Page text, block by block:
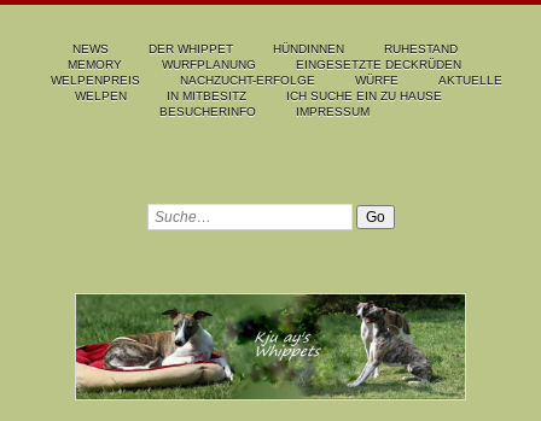
NEWS DER WHIPPET HÜNDINNEN
RUHESTAND
MEMORY
WURFPLANUNG
EINGESETZTE DECKRÜDEN
WELPENPREIS
NACHZUCHT-ERFOLGE WÜRFE
AKTUELLE
WELPEN
IN MITBESITZ
ICH SUCHE EIN ZU HAUSE
BESUCHERINFO
IMPRESSUM